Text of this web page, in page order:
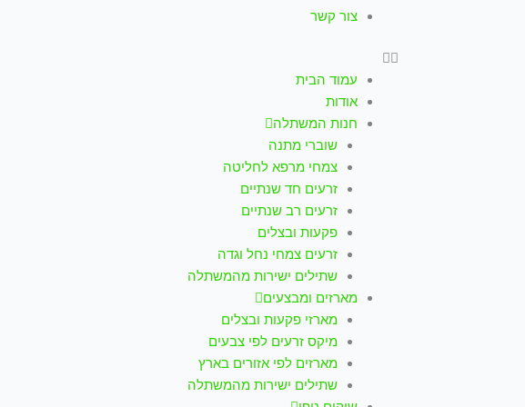
צור קשר
עמוד הבית
אודות
חנות המשתלה
שוברי מתנה
צמחי מרפא לחליטה
זרעים חד שנתיים
זרעים רב שנתיים
פקעות ובצלים
זרעים צמחי נחל וגדה
שתילים ישירות מהמשתלה
מארזים ומבצעים
מארזי פקעות ובצלים
מיקס זרעים לפי צבעים
מארזים לפי אזורים בארץ
שתילים ישירות מהמשתלה